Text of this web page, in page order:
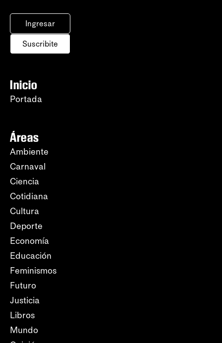
Ingresar
Suscribite
Inicio
Portada
Áreas
Ambiente
Carnaval
Ciencia
Cotidiana
Cultura
Deporte
Economía
Educación
Feminismos
Futuro
Justicia
Libros
Mundo